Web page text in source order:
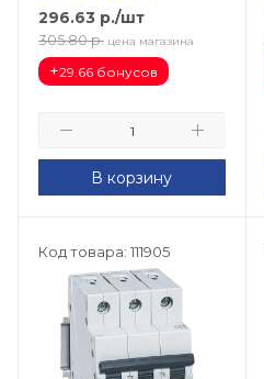
296.63 р./шт
305.80 р. цена магазина
+29.66 бонусов
В корзину
Код товара: 111905